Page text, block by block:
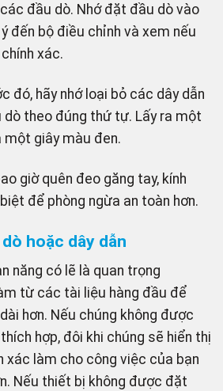
đầu dò. Nhớ đặt đầu dò vào
đến bộ điều chỉnh và xem nếu
xác.
đó, hãy nhớ loại bỏ các dây dẫn
dò theo đúng thứ tự. Lấy ra một
giây màu đen.
giờ quên đeo găng tay, kính
để phòng ngừa an toàn hơn.
hoặc dây dẫn
năng có lẽ là quan trọng
từ các tài liệu hàng đầu để
hơn. Nếu chúng không được
hợp, đôi khi chúng sẽ hiển thị
xác làm cho công việc của bạn
Nếu thiết bị không được đặt